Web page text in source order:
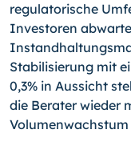
regulatorische
Investoren
Stabilisierung mit
0,3% in Aussicht
die Berater wieder
Volumenwachstum